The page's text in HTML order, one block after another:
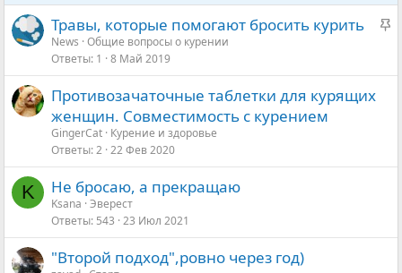
З
р
Травы, которые помогают бросить курить
News Общие вопросы о курении
Ответы 1 8 Май 2019
Противозачаточные таблетки для курящих
женщин. Совместимость с курением
GingerCat Курение и здоровье
Ответы 2 22 Фев 2020
K Не бросаю, а прекращаю
Ksana Эверест
Ответы 543 23 Июл 2021
"Второй подход",ровно через год)